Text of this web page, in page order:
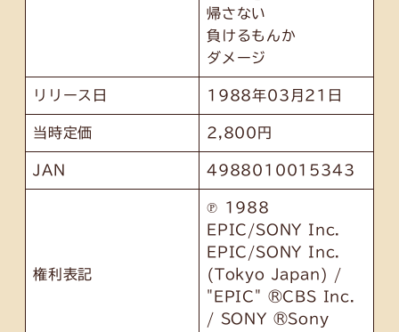
帰さない
負けるもんか
ダメージ
リリース日 1988年03月21日
当時定価 2,800円
JAN 4988010015343
権利表記
℗ 1988
EPIC/SONY Inc.
EPIC/SONY Inc.
(Tokyo Japan) /
"EPIC" ®CBS Inc.
/ SONY ®Sony